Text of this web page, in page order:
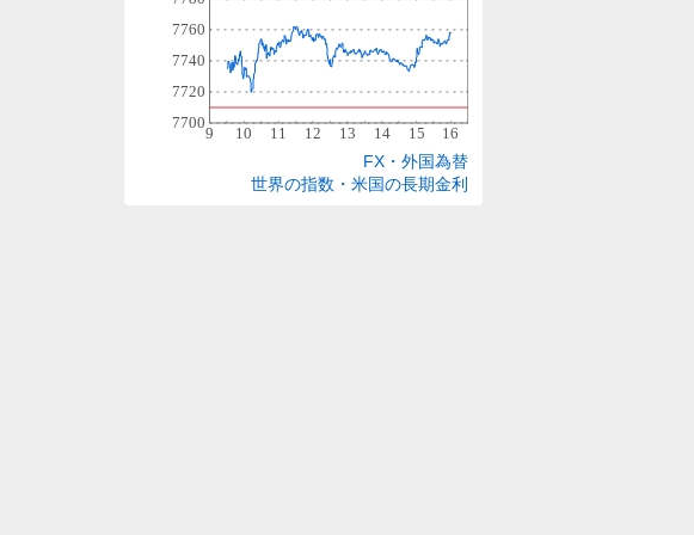
FX・外国為替
世界の指数・米国の長期金利